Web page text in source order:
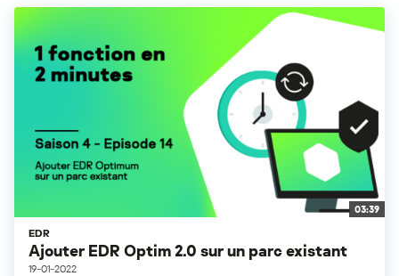
03:39
EDR
Ajouter EDR Optim 2.0 sur un parc existant
19-01-2022